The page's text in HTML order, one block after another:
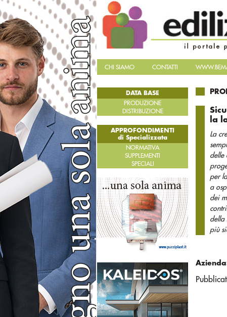
CHI SIAMO CONTATTI
la
La
delle
per
a
dei
della
più
DATA BASE
PRODUZIONE
DISTRIBUZIONE
APPROFONDIMENTI
di Specializzata
NORMATIVA
SUPPLEMENTI
SPECIALI